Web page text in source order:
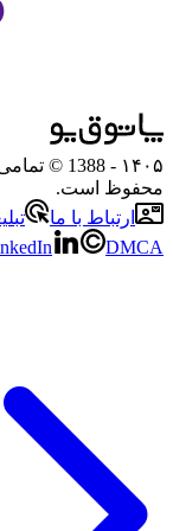
۱۴۰۵
- 1388 ©
محفوظ است.
ارتباط با ما
DMCA